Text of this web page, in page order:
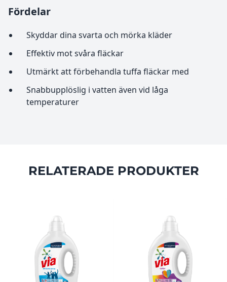
Fördelar
Skyddar dina svarta och mörka kläder
Effektiv mot svåra fläckar
Utmärkt att förbehandla tuffa fläckar med
Snabbupplöslig i vatten även vid låga
temperaturer
RELATERADE PRODUKTER